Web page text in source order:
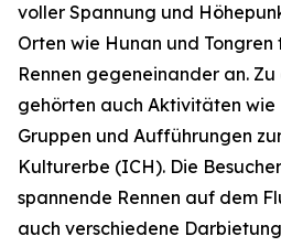
voller Spannung und
Orten wie Hunan und
Rennen gegeneinander an.
gehörten auch Aktivitäten wie
Gruppen und Aufführungen
Kulturerbe (ICH). Die
spannende Rennen auf dem
auch verschiedene